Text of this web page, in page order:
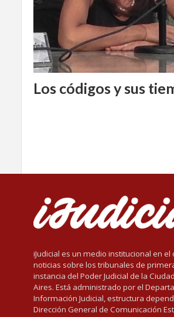
Los códigos y sus
iJudicial es un medio institucional en el
noticias sobre los tribunales de
instancia del Poder Judicial de la
Aires. Está administrado por el
Información Judicial, estructura
Dirección General de Comunicación